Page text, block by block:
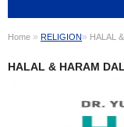
Home » RELIGION» HALAL
HALAL & HARAM